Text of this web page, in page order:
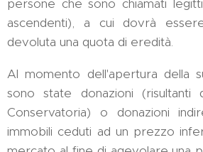
persone che sono chiamati
ascendenti), a cui dovrà
devoluta una quota di eredità.
Al momento dell'apertura della
sono state donazioni (risultanti
Conservatoria) o donazioni
immobili ceduti ad un prezzo